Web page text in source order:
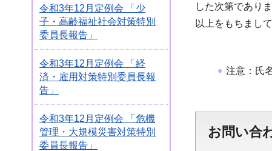
令和3年12月定例会 「少
子・高齢福祉社会対策特別
委員長報告」
令和3年12月定例会 「経
済・雇用対策特別委員長報
告」
令和3年12月定例会 「危機
管理・大規模災害対策特別
委員長報告」
した次第でありま
以上をもちまし
注意：氏
お問い合